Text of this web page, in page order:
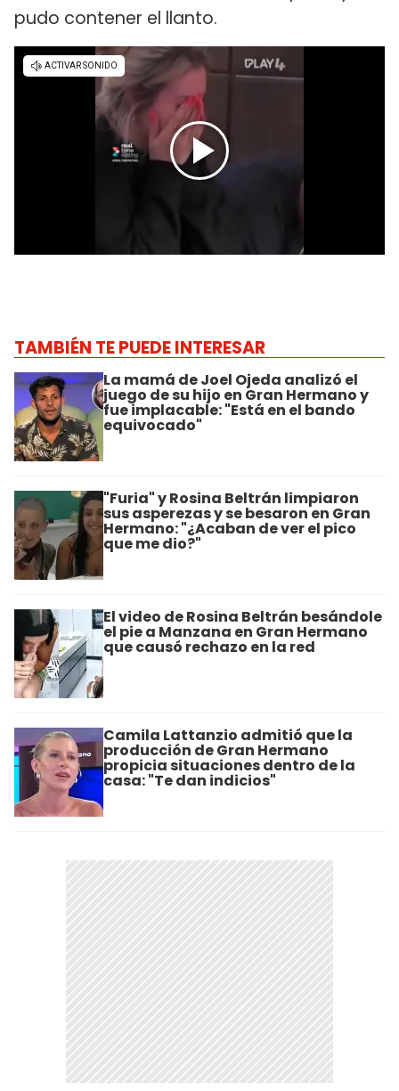
pudo contener el llanto.
TAMBIÉN TE PUEDE INTERESAR
La mamá de Joel Ojeda analizó el
juego de su hijo en Gran Hermano y
fue implacable: "Está en el bando
equivocado"
"Furia" y Rosina Beltrán limpiaron
sus asperezas y se besaron en Gran
Hermano: "¿Acaban de ver el pico
que me dio?"
El video de Rosina Beltrán besándole
el pie a Manzana en Gran Hermano
que causó rechazo en la red
Camila Lattanzio admitió que la
producción de Gran Hermano
propicia situaciones dentro de la
casa: "Te dan indicios"